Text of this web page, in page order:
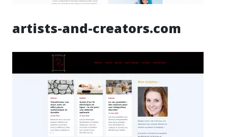
artists-and-creators.com